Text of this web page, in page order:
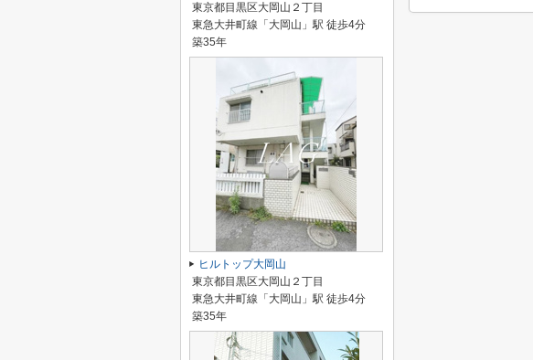
東京都目黒区大岡山２丁目
東急大井町線「大岡山」駅 徒歩4分
築35年
ヒルトップ大岡山
東京都目黒区大岡山２丁目
東急大井町線「大岡山」駅 徒歩4分
築35年